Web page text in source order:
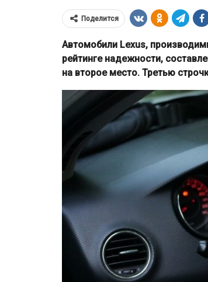
Поделится
Автомобили Lexus,
рейтинге надежности,
на второе место. Третью